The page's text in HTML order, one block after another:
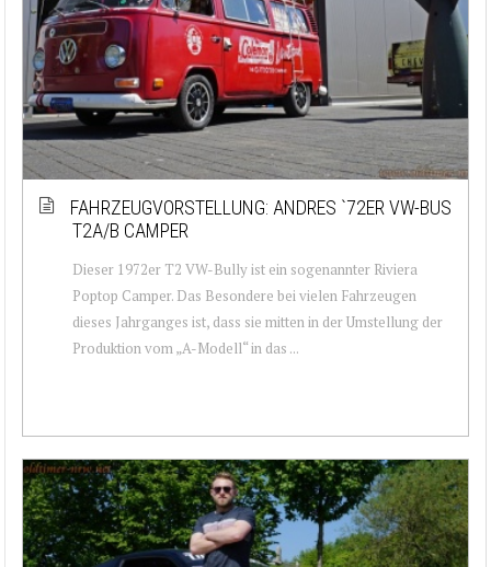
FAHRZEUGVORSTELLUNG: ANDRES `72ER VW-BUS
T2A/B CAMPER
Dieser 1972er T2 VW-Bully ist ein sogenannter Riviera
Poptop Camper. Das Besondere bei vielen Fahrzeugen
dieses Jahrganges ist, dass sie mitten in der Umstellung der
Produktion vom „A-Modell“ in das ...